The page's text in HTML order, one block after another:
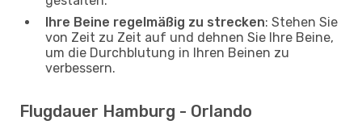
Ihre Beine regelmäßig zu strecken: Stehen Sie
von Zeit zu Zeit auf und dehnen Sie Ihre Beine,
um die Durchblutung in Ihren Beinen zu
verbessern.
Flugdauer Hamburg - Orlando